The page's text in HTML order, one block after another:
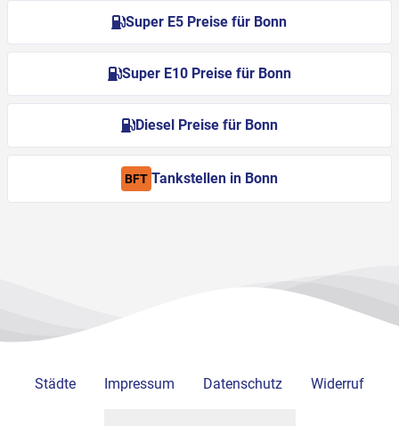
Super E5 Preise für Bonn
Super E10 Preise für Bonn
Diesel Preise für Bonn
BFT Tankstellen in Bonn
Städte Impressum Datenschutz Widerruf